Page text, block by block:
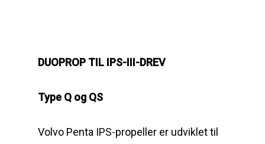
DUOPROP TIL IPS-III-DREV
Type Q og QS
Volvo Penta IPS-propeller er udviklet til